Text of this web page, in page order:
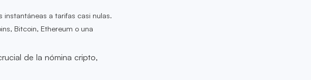
a tarifas casi nulas.
Bitcoin, Ethereum o una
de la nómina cripto,